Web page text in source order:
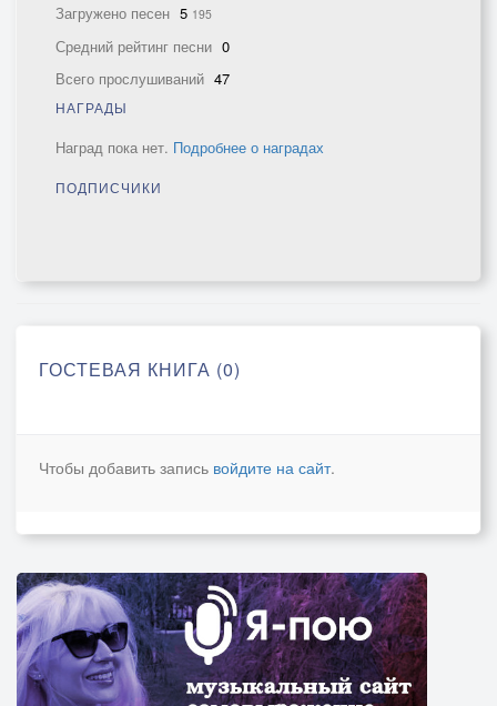
Загружено песен 5 195
Средний рейтинг песни 0
Всего прослушиваний 47
НАГРАДЫ
Наград пока нет. Подробнее о наградах
ПОДПИСЧИКИ
ГОСТЕВАЯ КНИГА (0)
Чтобы добавить запись войдите на сайт.